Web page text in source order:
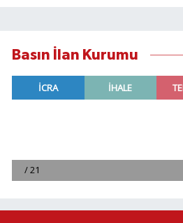
Basın İlan Kurumu